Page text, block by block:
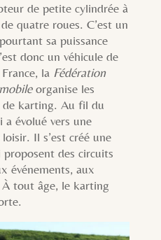
de petite cylindrée à
quatre roues. C’est un
sa puissance
donc un véhicule de
la Fédération
organise les
de karting. Au fil du
a évolué vers une
Il s’est créé une
des circuits
événements, aux
tout âge, le karting